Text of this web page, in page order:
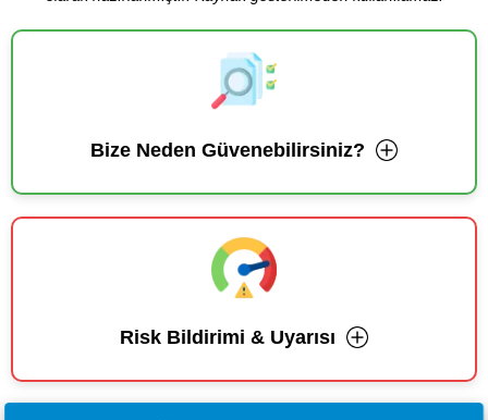
Bize Neden Güvenebilirsiniz?
Risk Bildirimi & Uyarısı